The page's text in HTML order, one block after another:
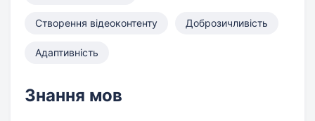
Створення відеоконтенту Доброзичливість
Адаптивність
Знання мов